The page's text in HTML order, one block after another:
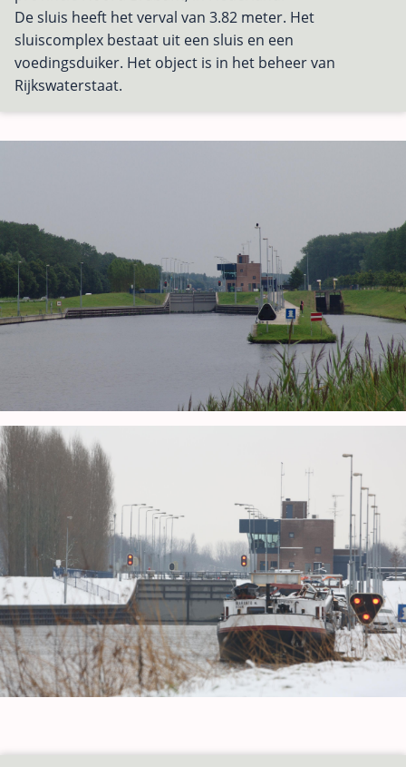
De sluis heeft het verval van 3.82 meter. Het
sluiscomplex bestaat uit een sluis en een
voedingsduiker. Het object is in het beheer van
Rijkswaterstaat.